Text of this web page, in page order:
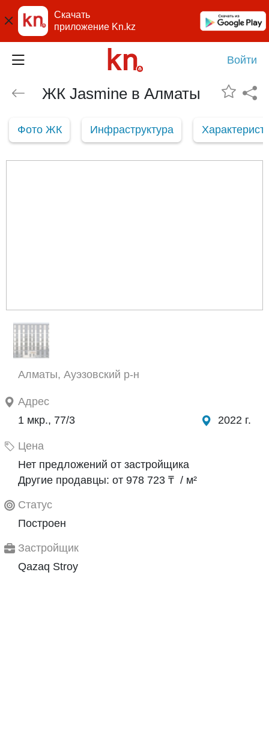
Скачать
приложение Kn.kz
Войти
ЖК Jasmine в Алматы
Алматы, Ауэзовский р-н
Адрес
1 мкр., 77/3
2022 г.
Цена
Нет предложений от застройщика
Другие продавцы: от 978 723 ₸ / м²
Статус
Построен
Застройщик
Qazaq Stroy
Фото ЖК Инфраструктура